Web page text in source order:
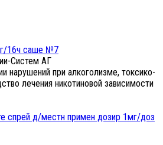
16ч саше №7
Систем АГ
нарушений при алкоголизме, токсико-
лечения никотиновой зависимости